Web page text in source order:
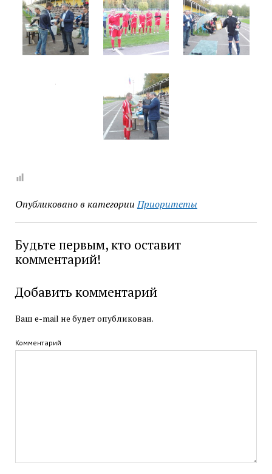
Опубликовано в категории Приоритеты
Будьте первым, кто оставит
комментарий!
Добавить комментарий
Ваш e-mail не будет опубликован.
Комментарий